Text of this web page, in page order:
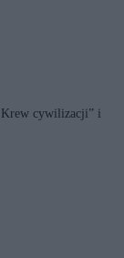
Krew cywilizacji” i